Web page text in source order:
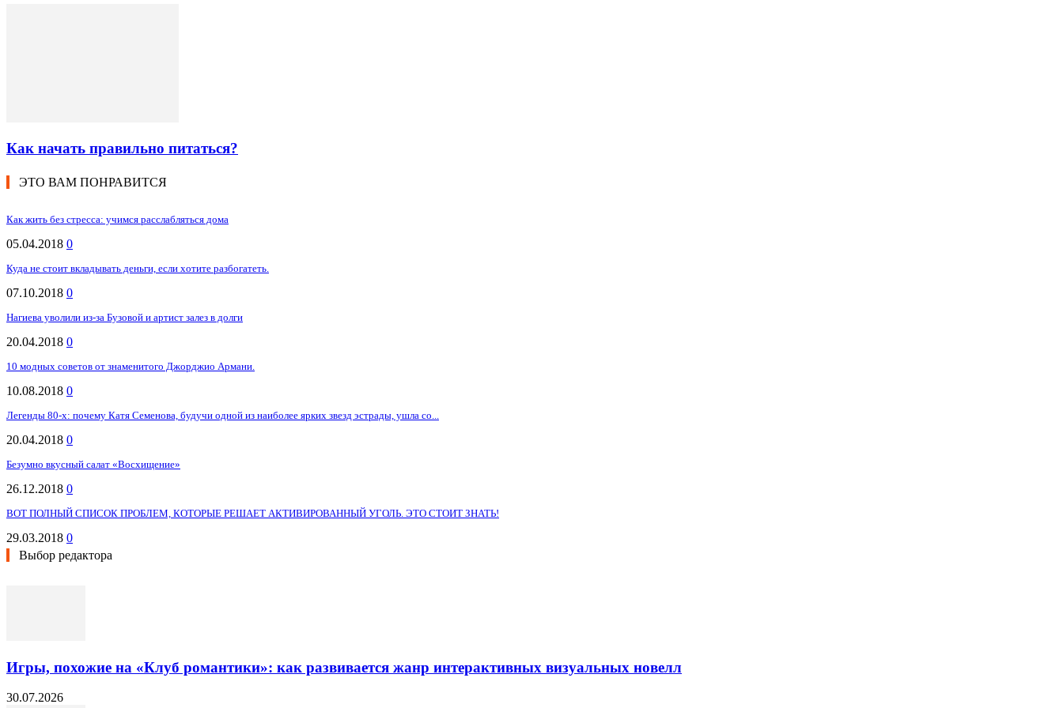
Как начать правильно питаться?
ЭТО ВАМ ПОНРАВИТСЯ
Как жить без стресса: учимся расслабляться дома
05.04.2018 0
Куда не стоит вкладывать деньги, если хотите разбогатеть.
07.10.2018 0
Нагиева уволили из-за Бузовой и артист залез в долги
20.04.2018 0
10 модных советов от знаменитого Джорджио Армани.
10.08.2018 0
Легенды 80-х: почему Катя Семенова, будучи одной из наиболее ярких звезд эстрады, ушла со...
20.04.2018 0
Безумно вкусный салат «Восхищение»
26.12.2018 0
ВОТ ПОЛНЫЙ СПИСОК ПРОБЛЕМ, КОТОРЫЕ РЕШАЕТ АКТИВИРОВАННЫЙ УГОЛЬ. ЭТО СТОИТ ЗНАТЬ!
29.03.2018 0
Выбор редактора
Игры, похожие на «Клуб романтики»: как развивается жанр интерактивных визуальных новелл
30.07.2026